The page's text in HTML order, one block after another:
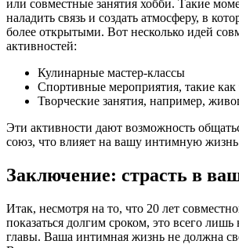
или совместные занятия хобби. Такие
наладить связь и создать атмосферу, в
более открытыми. Вот несколько идей
активностей:
Кулинарные мастер-классы
Спортивные мероприятия, такие как
Творческие занятия, например,
Эти активности дают возможность
союз, что влияет на вашу интимную
Заключение: страсть в
Итак, несмотря на то, что 20 лет
показаться долгим сроком, это всего лишь
главы. Ваша интимная жизнь не должна